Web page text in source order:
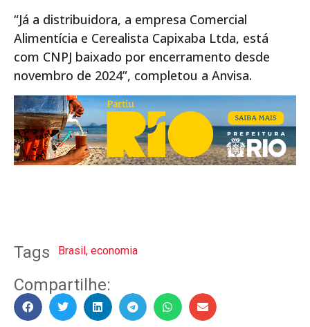
“Já a distribuidora, a empresa Comercial
Alimentícia e Cerealista Capixaba Ltda, está
com CNPJ baixado por encerramento desde
novembro de 2024”, completou a Anvisa.
Tags Brasil, economia
Compartilhe: